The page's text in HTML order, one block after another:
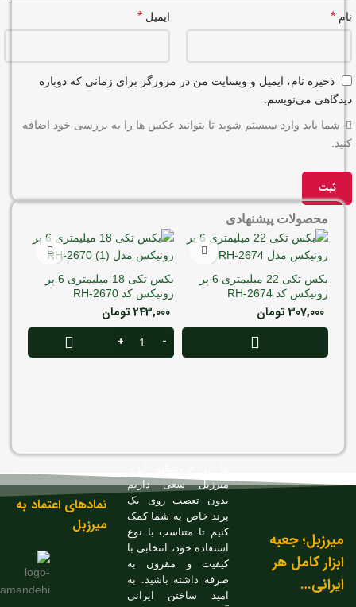
نام * ایمیل *
ذخیره نام، ایمیل و وبسایت من در مرورگر برای زمانی که دوباره
دیدگاهی می‌نویسم.
شما باید وارد سیستم شوید تا بتوانید عکس ها را به بررسی خود اضافه
کنید.
محصولات پیشنهادی
بکس تکی 22 میلیمتری 6 پر
رونیکس کد RH-2674
307,000 تومان
بکس تکی 18 میلیمتری 6 پر
رونیکس کد RH-2670
243,000 تومان
میرزبل؛ جعبه
ابزار کامل هر
ایرانی…
میرزبل سعی داریم
بدون تعصب روی یک
برند خاص به شما کمک
کنیم تا متناسب با نوع
استفاده خود، انتخابی با
کیفیت و مقرون به
صرفه داشته باشید. به
امید ساختن ایرانی
نمادهای اعتماد به
میرزبل